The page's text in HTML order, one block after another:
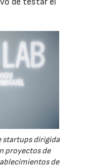
startups dirigida
proyectos de
de